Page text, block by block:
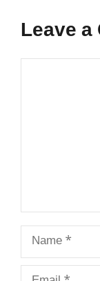
Leave a
Name
Email